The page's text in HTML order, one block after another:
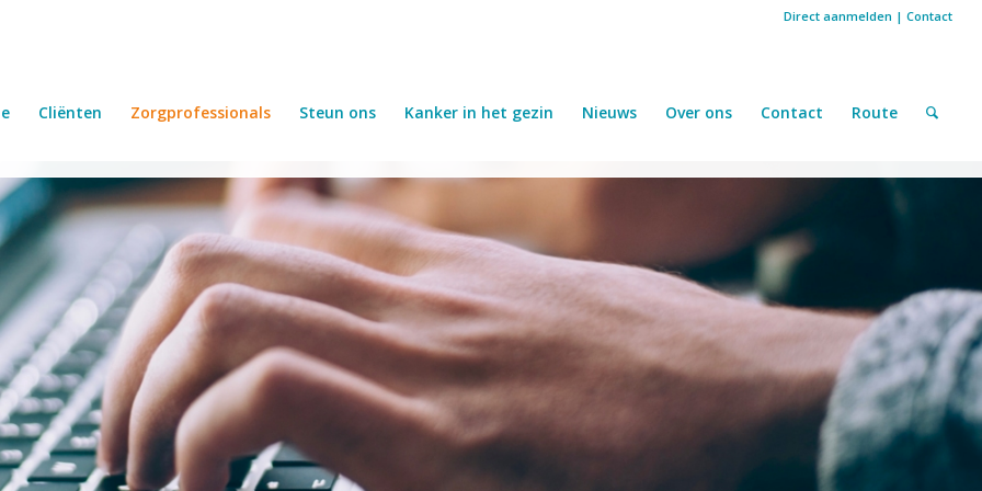
Direct aanmelden |Contact
Cliënten Zorgprofessionals Steun ons Kanker in het gezin Nieuws Over ons Contact Route